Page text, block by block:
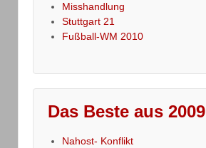
Misshandlung
Stuttgart 21
Fußball-WM 2010
Das Beste aus 2009
Nahost- Konflikt